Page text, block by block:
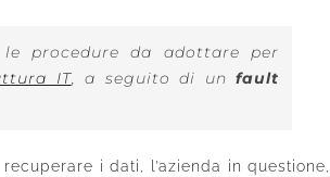
procedure da adottare per
IT, a seguito di unfault
i dati, l’azienda in questione,